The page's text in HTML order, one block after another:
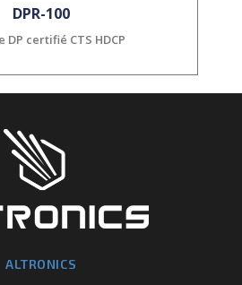
DPR-100
certifié CTS HDCP
ALTRONICS